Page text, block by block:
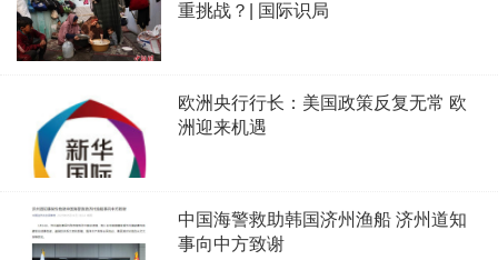
重挑战？| 国际识局
欧洲央行行长：美国政策反复无常 欧
洲迎来机遇
中国海警救助韩国济州渔船 济州道知
事向中方致谢